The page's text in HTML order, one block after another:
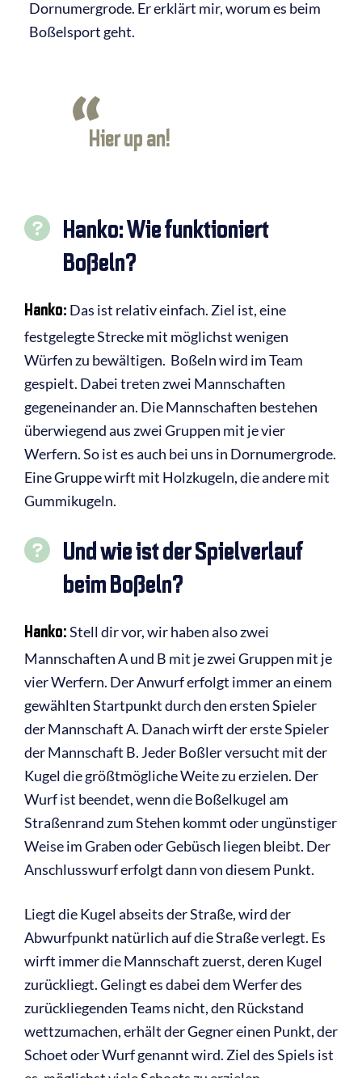
Dornumergrode. Er erklärt mir, worum es beim
Boßelsport geht.
Hier up an!
Hanko: Wie funktioniert
Boßeln?
Hanko: Das ist relativ einfach. Ziel ist, eine
festgelegte Strecke mit möglichst wenigen
Würfen zu bewältigen. Boßeln wird im Team
gespielt. Dabei treten zwei Mannschaften
gegeneinander an. Die Mannschaften bestehen
überwiegend aus zwei Gruppen mit je vier
Werfern. So ist es auch bei uns in Dornumergrode.
Eine Gruppe wirft mit Holzkugeln, die andere mit
Gummikugeln.
Und wie ist der Spielverlauf
beim Boßeln?
Hanko:Stell dir vor, wir haben also zwei
Mannschaften A und B mit je zwei Gruppen mit je
vier Werfern. Der Anwurf erfolgt immer an einem
gewählten Startpunkt durch den ersten Spieler
der Mannschaft A. Danach wirft der erste Spieler
der Mannschaft B. Jeder Boßler versucht mit der
Kugel die größtmögliche Weite zu erzielen. Der
Wurf ist beendet, wenn die Boßelkugel am
Straßenrand zum Stehen kommt oder ungünstiger
Weise im Graben oder Gebüsch liegen bleibt. Der
Anschlusswurf erfolgt dann von diesem Punkt.
Liegt die Kugel abseits der Straße, wird der
Abwurfpunkt natürlich auf die Straße verlegt. Es
wirft immer die Mannschaft zuerst, deren Kugel
zurückliegt. Gelingt es dabei dem Werfer des
zurückliegenden Teams nicht, den Rückstand
wettzumachen, erhält der Gegner einen Punkt, der
Schoet oder Wurf genannt wird. Ziel des Spiels ist